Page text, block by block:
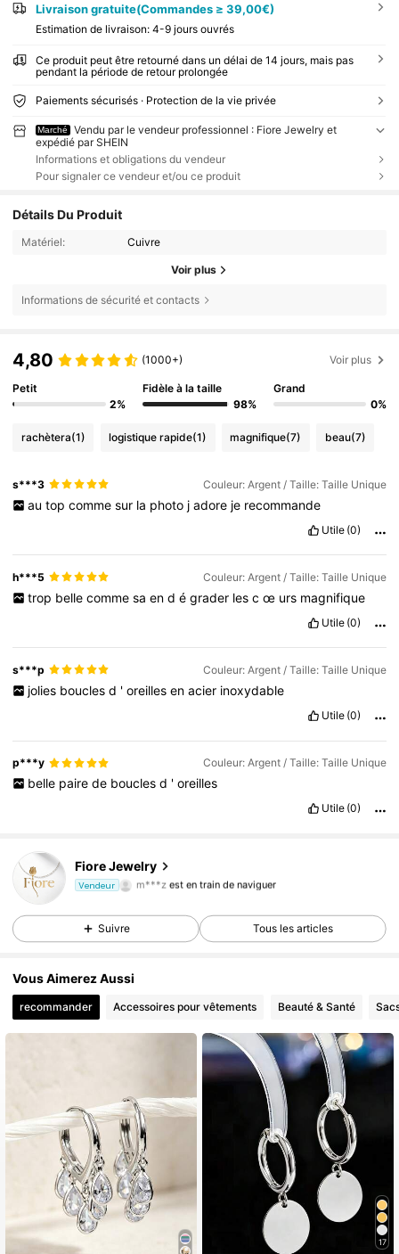
Livraison gratuite(Commandes ≥ 39,00€)
Estimation de livraison: 4-9 jours ouvrés
Ce produit peut être retourné dans un délai de 14 jours, mais pas
pendant la période de retour prolongée
Paiements sécurisés · Protection de la vie privée
Marché
Vendu par le vendeur professionnel : Fiore Jewelry et
expédié par SHEIN
Informations et obligations du vendeur
Pour signaler ce vendeur et/ou ce produit
Détails Du Produit
Matériel: Cuivre
Voir plus
Informations de sécurité et contacts
4,80 (1000+) Voir plus
Petit
2%
Fidèle à la taille
98%
Grand
0%
rachètera(1) logistique rapide(1) magnifique(7) beau(7)
s***3 Couleur: Argent / Taille: Taille Unique
au top comme sur la photo j adore je recommande
Utile (0)
h***5 Couleur: Argent / Taille: Taille Unique
trop belle comme sa en d é grader les c œ urs magnifique
Utile (0)
s***p Couleur: Argent / Taille: Taille Unique
jolies boucles d ' oreilles en acier inoxydable
Utile (0)
p***y Couleur: Argent / Taille: Taille Unique
belle paire de boucles d ' oreilles
Utile (0)
Fiore Jewelry
Vendeur
m***zest en train de naviguer
4,82
28K Suiveurs
4,82 28K Suiveurs
4,82
4,82 28K Suiveurs
Suivre Tous les articles
Vous Aimerez Aussi
recommander Accessoires pour vêtements Beauté & Santé
17